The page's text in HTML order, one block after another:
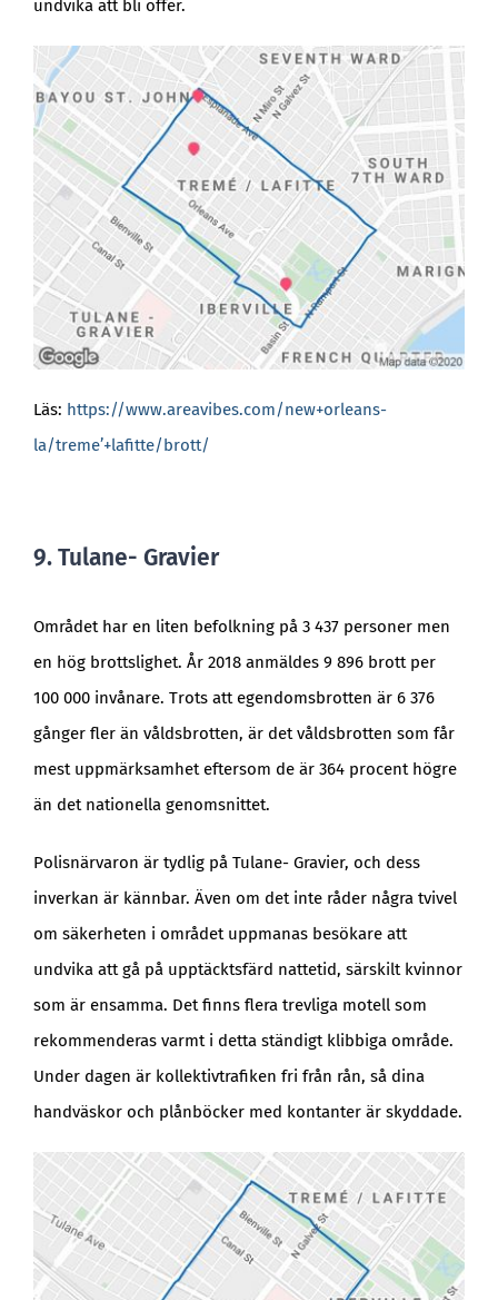
undvika att bli offer.
Läs: https://www.areavibes.com/new+orleans-
la/treme’+lafitte/brott/
9. Tulane- Gravier
Området har en liten befolkning på 3 437 personer men
en hög brottslighet. År 2018 anmäldes 9 896 brott per
100 000 invånare. Trots att egendomsbrotten är 6 376
gånger fler än våldsbrotten, är det våldsbrotten som får
mest uppmärksamhet eftersom de är 364 procent högre
än det nationella genomsnittet.
Polisnärvaron är tydlig på Tulane- Gravier, och dess
inverkan är kännbar. Även om det inte råder några tvivel
om säkerheten i området uppmanas besökare att
undvika att gå på upptäcktsfärd nattetid, särskilt kvinnor
som är ensamma. Det finns flera trevliga motell som
rekommenderas varmt i detta ständigt klibbiga område.
Under dagen är kollektivtrafiken fri från rån, så dina
handväskor och plånböcker med kontanter är skyddade.